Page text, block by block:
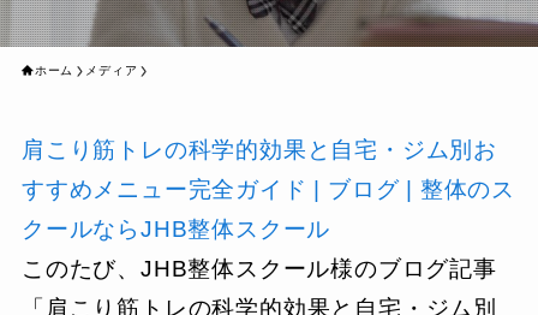
ホーム メディア
肩こり筋トレの科学的効果と自宅・ジム別お
すすめメニュー完全ガイド | ブログ | 整体のス
クールならJHB整体スクール
このたび、JHB整体スクール様のブログ記事
「肩こり筋トレの科学的効果と自宅・ジム別